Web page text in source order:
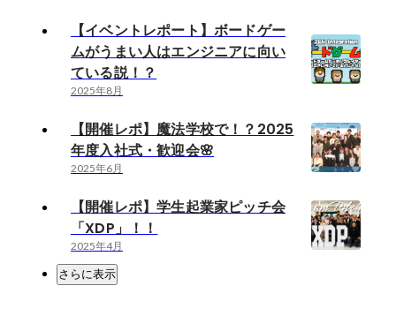
【イベントレポート】ボードゲー
ムがうまい人はエンジニアに向い
ている説！？
2025年8月
【開催レポ】魔法学校で！？2025
年度入社式・歓迎会🌸
2025年6月
【開催レポ】学生起業家ピッチ会
「XDP」！！
2025年4月
さらに表示